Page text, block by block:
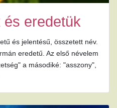
és eredetük
és jelentésű, összetett név.
eredetű. Az első névelem
a másodiké: "asszony",